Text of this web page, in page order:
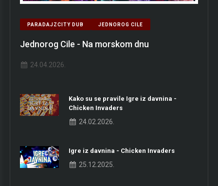
PARADAJZCITY DUB JEDNOROG CILE
Jednorog Cile - Na morskom dnu
24.04.2026.
Kako su se pravile Igre iz davnina -
Chicken Invaders
24.02.2026.
Igre iz davnina - Chicken Invaders
25.12.2025.